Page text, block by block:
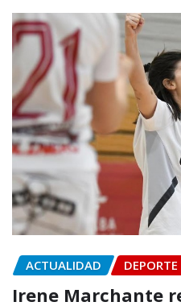
ACTUALIDAD DEPORTE
Irene Marchante